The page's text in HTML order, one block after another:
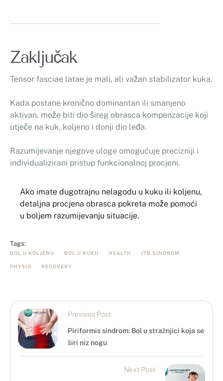
Zaključak
Tensor fasciae latae je mali, ali važan stabilizator kuka.
Kada postane kronično dominantan ili smanjeno
aktivan, može biti dio šireg obrasca kompenzacije koji
utječe na kuk, koljeno i donji dio leđa.
Razumijevanje njegove uloge omogućuje precizniji i
individualizirani pristup funkcionalnoj procjeni.
Ako imate dugotrajnu nelagodu u kuku ili koljenu,
detaljna procjena obrasca pokreta može pomoći
u boljem razumijevanju situacije.
Tags:
BOL U KOLJENU BOL U KUKU HEALTH ITB SINDROM
PHYSIO RECOVERY
Previous Post
Piriformis sindrom: Bol u stražnjici koja se
širi niz nogu
Next Post